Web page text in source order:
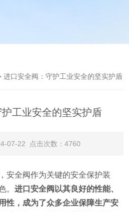
进口安全阀：守护工业安全的坚实护盾
工业安全的坚实护盾
07-22 点击次数：4760
全阀作为关键的安全保护装
。进口安全阀以其良好的性能、
性，成为了众多企业保障生产安